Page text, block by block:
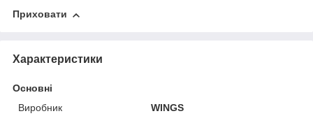
Приховати
Характеристики
Основні
Виробник
WINGS